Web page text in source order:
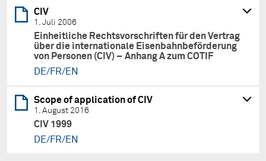
CIV
1. Juli 2006
Einheitliche Rechtsvorschriften für den Vertrag
über die internationale Eisenbahnbeförderung
von Personen (CIV) – Anhang A zum COTIF
DE/FR/EN
Scope of application of CIV
1. August 2016
CIV 1999
DE/FR/EN